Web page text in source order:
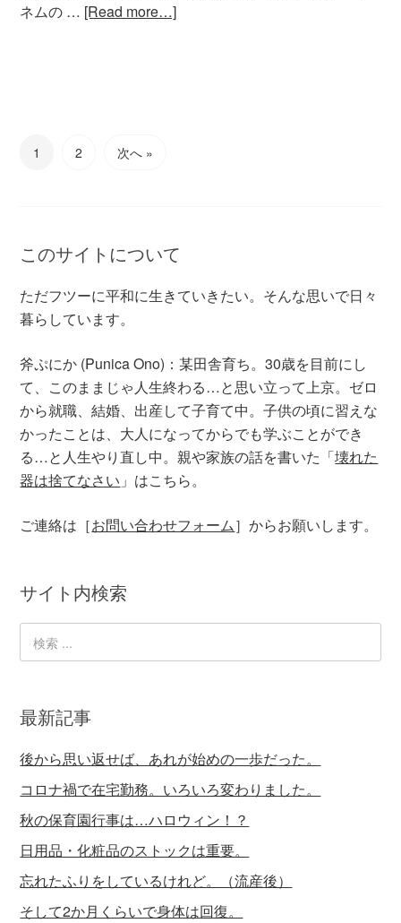
ネムの … [Read more…]
1 2 次へ »
このサイトについて
ただフツーに平和に生きていきたい。そんな思いで日々
暮らしています。
斧ぷにか (Punica Ono)：某田舎育ち。30歳を目前にし
て、このままじゃ人生終わる…と思い立って上京。ゼロ
から就職、結婚、出産して子育て中。子供の頃に習えな
かったことは、大人になってからでも学ぶことができ
る…と人生やり直し中。親や家族の話を書いた「壊れた
器は捨てなさい 」はこちら。
ご連絡は［お問い合わせフォーム］からお願いします。
サイト内検索
最新記事
後から思い返せば、あれが始めの一歩だった。
コロナ禍で在宅勤務。いろいろ変わりました。
秋の保育園行事は…ハロウィン！？
日用品・化粧品のストックは重要。
忘れたふりをしているけれど。（流産後）
そして2か月くらいで身体は回復。